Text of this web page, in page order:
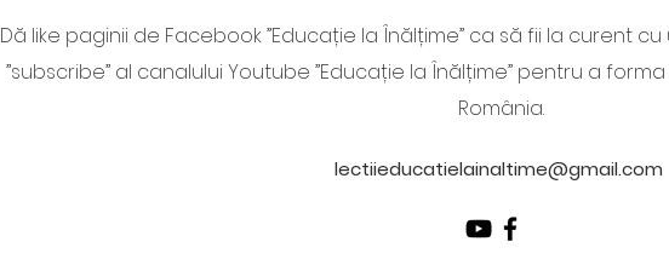
Dă like paginii de Facebook ”Educație la Înălțime” ca să fii la curent
”subscribe” al canalului Youtube ”Educație la Înălțime” pentru a
România.
lectiieducatielainaltime@gmail.com